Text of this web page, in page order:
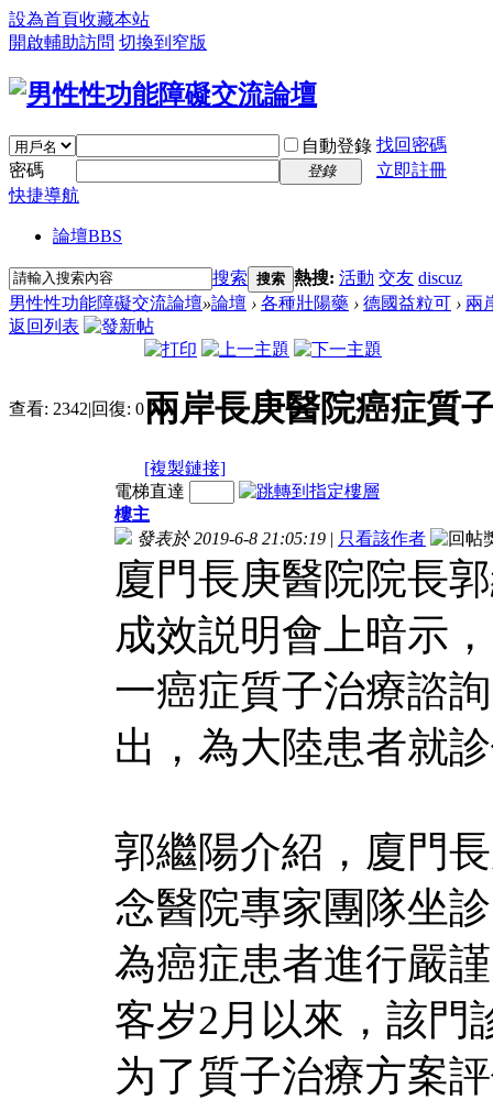
設為首頁收藏本站
開啟輔助訪問 切換到窄版
自動登錄 找回密碼
密碼
登錄
立即註冊
快捷導航
論壇BBS
搜索 搜索 熱搜: 活動 交友 discuz
男性性功能障礙交流論壇»論壇 › 各種壯陽藥 › 德國益粒可 › 兩
返回列表
查看: 2342|回復: 0兩岸長庚醫院癌症質
[複製鏈接]
電梯直達
樓主
發表於 2019-6-8 21:05:19 | 只看該作者
廈門長庚醫院院長
成效説明會上暗示
一癌症質子治療諮
出，為大陸患者就
郭繼陽介紹，廈門
念醫院專家團隊坐
為癌症患者進行嚴
客岁2月以來，該門
为了質子治療方案